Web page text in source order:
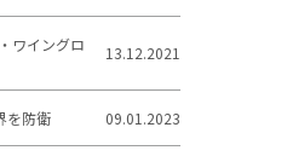
ワイングロ
13.12.2021
を防衛 09.01.2023